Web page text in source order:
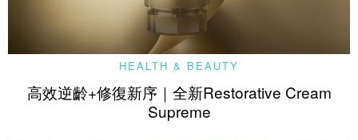
HEALTH & BEAUTY
高效逆齡+修復新序｜全新Restorative Cream
Supreme